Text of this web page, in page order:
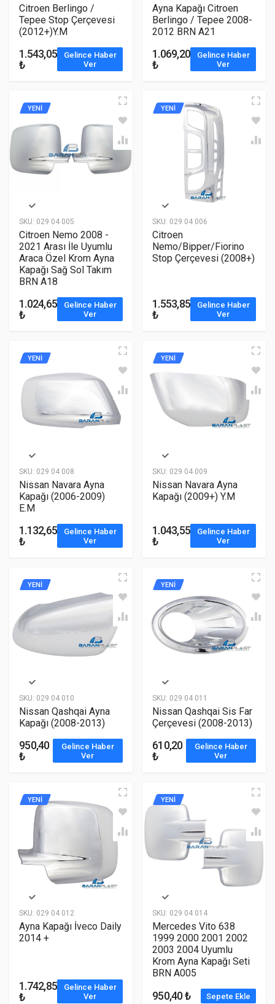
Citroen Berlingo /
Tepee Stop Çerçevesi
(2012+)Y.M
1.543,05
₺
Gelince Haber
Ver
Ayna Kapağı Citroen
Berlingo / Tepee 2008-
2012 BRN A21
1.069,20
₺
Gelince Haber
Ver
SKU: 029 04 005
YENİ
Citroen Nemo 2008 -
2021 Arası İle Uyumlu
Araca Özel Krom Ayna
Kapağı Sağ Sol Takım
BRN A18
1.024,65
₺
Gelince Haber
Ver
SKU: 029 04 006
YENİ
Citroen
Nemo/Bipper/Fiorino
Stop Çerçevesi (2008+)
1.553,85
₺
Gelince Haber
Ver
SKU: 029 04 008
YENİ
Nissan Navara Ayna
Kapağı (2006-2009)
E.M
1.132,65
₺
Gelince Haber
Ver
SKU: 029 04 009
YENİ
Nissan Navara Ayna
Kapağı (2009+) Y.M
1.043,55
₺
Gelince Haber
Ver
SKU: 029 04 010
YENİ
Nissan Qashqai Ayna
Kapağı (2008-2013)
950,40
₺
Gelince Haber
Ver
SKU: 029 04 011
YENİ
Nissan Qashqai Sis Far
Çerçevesi (2008-2013)
610,20
₺
Gelince Haber
Ver
SKU: 029 04 012
YENİ
Ayna Kapağı İveco Daily
2014 +
1.742,85
₺
Gelince Haber
Ver
SKU: 029 04 014
YENİ
Mercedes Vito 638
1999 2000 2001 2002
2003 2004 Uyumlu
Krom Ayna Kapağı Seti
BRN A005
950,40 ₺ Sepete Ekle